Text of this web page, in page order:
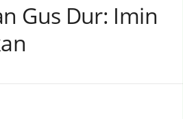
Gus Dur: Imin